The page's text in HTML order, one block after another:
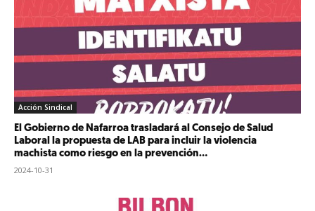
Acción Sindical
El Gobierno de Nafarroa trasladará al Consejo de Salud
Laboral la propuesta de LAB para incluir la violencia
machista como riesgo en la prevención...
2024-10-31